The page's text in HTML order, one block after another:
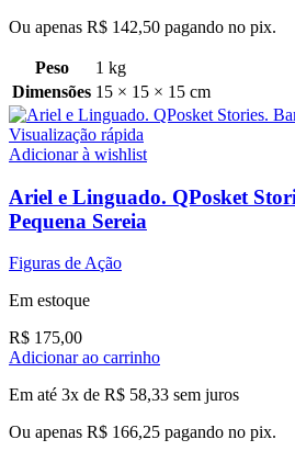
Ou apenas R$ 142,50 pagando no pix.
Peso
1 kg
Dimensões 15 × 15 × 15 cm
Visualização rápida
Adicionar à wishlist
Ariel e Linguado. QPosket
Pequena Sereia
Figuras de Ação
Em estoque
R$ 175,00
Adicionar ao carrinho
Em até 3x de R$ 58,33 sem juros
Ou apenas R$ 166,25 pagando no pix.